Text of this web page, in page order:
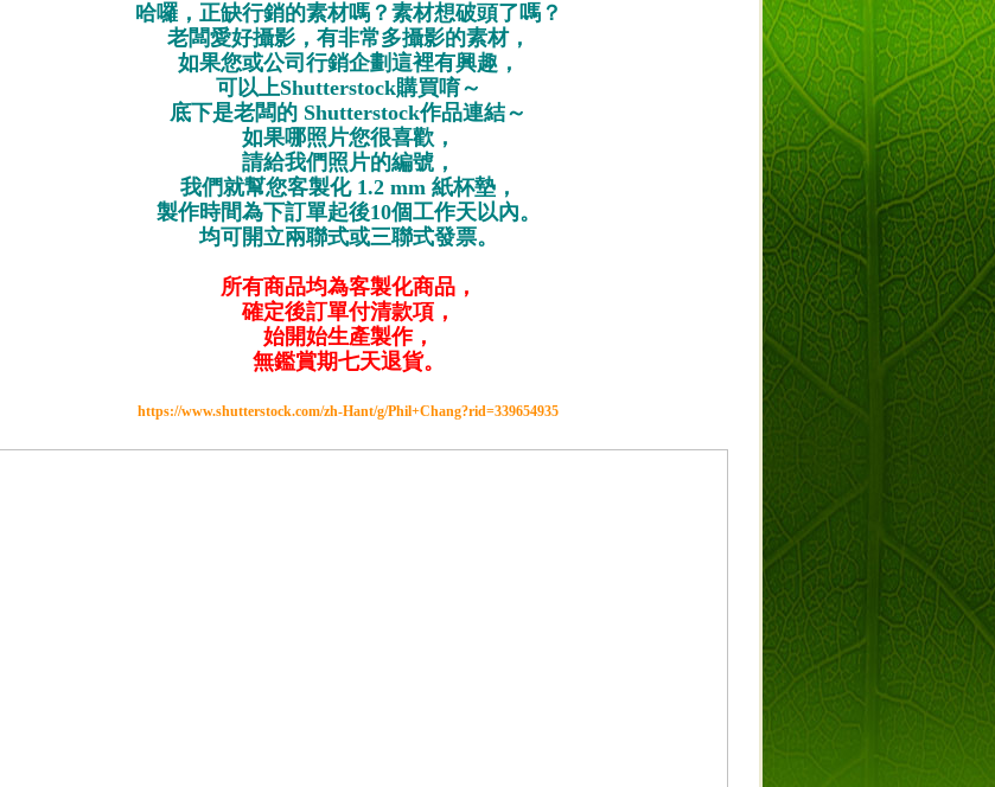
哈囉，正缺行銷的素材嗎？素材想破頭了嗎？
老闆愛好攝影，有非常多攝影的素材，
如果您或公司行銷企劃這裡有興趣，
可以上Shutterstock購買唷～
底下是老闆的 Shutterstock作品連結～
如果哪照片您很喜歡，
請給我們照片的編號，
我們就幫您客製化 1.2 mm 紙杯墊，
製作時間為下訂單起後10個工作天以內。
均可開立兩聯式或三聯式發票。
所有商品均為客製化商品，
確定後訂單付清款項，
始開始生產製作，
無鑑賞期七天退貨。
https://www.shutterstock.com/zh-Hant/g/Phil+Chang?rid=339654935